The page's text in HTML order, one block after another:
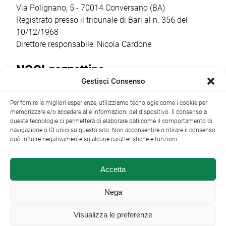
Via Polignano, 5 - 70014 Conversano (BA)
Registrato presso il tribunale di Bari al n. 356 del
10/12/1968
Direttore responsabile: Nicola Cardone
NOCI gazzettino
+39 080 4979274|info@nocigazzettino.it Contatti|
Archivio
NOCI gazzettino.it ©2014 •
Gestisci Consenso
Per fornire le migliori esperienze, utilizziamo tecnologie come i cookie per
memorizzare e/o accedere alle informazioni del dispositivo. Il consenso a
queste tecnologie ci permetterà di elaborare dati come il comportamento di
navigazione o ID unici su questo sito. Non acconsentire o ritirare il consenso
può influire negativamente su alcune caratteristiche e funzioni.
Accetta
Nega
Visualizza le preferenze